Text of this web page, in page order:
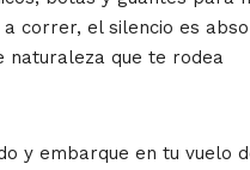
el silencio es
que te rodea
embarque en tu vuelo